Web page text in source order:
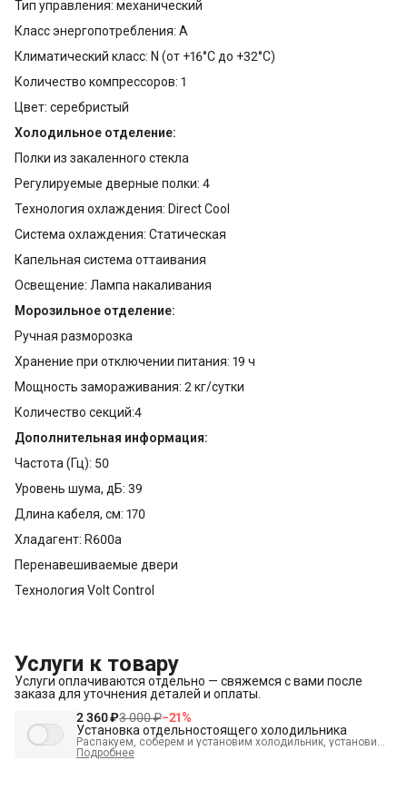
Тип управления: механический
Класс энергопотребления: A
Климатический класс: N (от +16°С до +32°С)
Количество компрессоров: 1
Цвет: серебристый
Холодильное отделение:
Полки из закаленного стекла
Регулируемые дверные полки: 4
Технология охлаждения: Direct Cool
Система охлаждения: Статическая
Капельная система оттаивания
Освещение: Лампа накаливания
Морозильное отделение:
Ручная разморозка
Хранение при отключении питания: 19 ч
Мощность замораживания: 2 кг/сутки
Количество секций:4
Дополнительная информация:
Частота (Гц): 50
Уровень шума, дБ: 39
Длина кабеля, см: 170
Хладагент: R600a
Перенавешиваемые двери
Технология Volt Control
Услуги к товару
Услуги оплачиваются отдельно — свяжемся с вами после
заказа для уточнения деталей и оплаты.
2 360 ₽3 000 ₽−21%
Установка отдельностоящего холодильника
Распакуем, соберем и установим холодильник, установим
полки, выставим по уровню, подключим к электросети и
проверим работоспособность. А так же демонтируем
Подробнее